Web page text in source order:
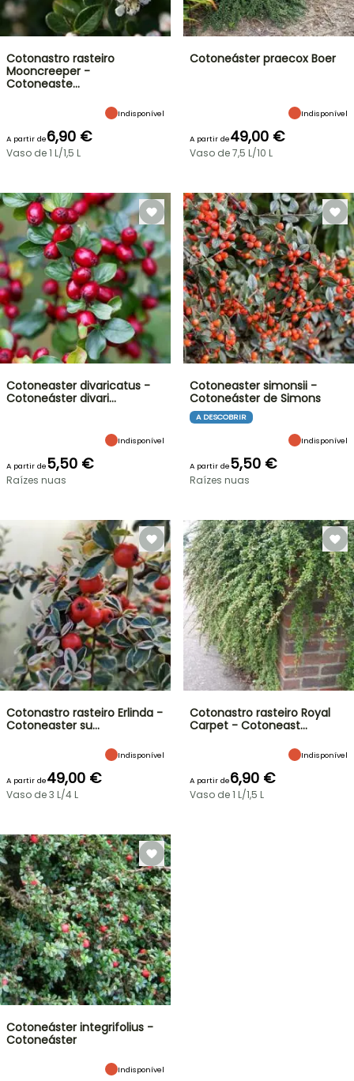
Cotonastro rasteiro
Mooncreeper -
Cotoneaste…
Indisponível
A partir de6,90 €
Vaso de 1 L/1,5 L
Cotoneáster praecox Boer
Indisponível
A partir de49,00 €
Vaso de 7,5 L/10 L
Cotoneaster divaricatus -
Cotoneáster divari…
Indisponível
A partir de5,50 €
Raízes nuas
Cotoneaster simonsii -
Cotoneáster de Simons
A DESCOBRIR
Indisponível
A partir de5,50 €
Raízes nuas
Cotonastro rasteiro Erlinda -
Cotoneaster su…
Indisponível
A partir de49,00 €
Vaso de 3 L/4 L
Cotonastro rasteiro Royal
Carpet - Cotoneast…
Indisponível
A partir de6,90 €
Vaso de 1 L/1,5 L
Cotoneáster integrifolius -
Cotoneáster
Indisponível